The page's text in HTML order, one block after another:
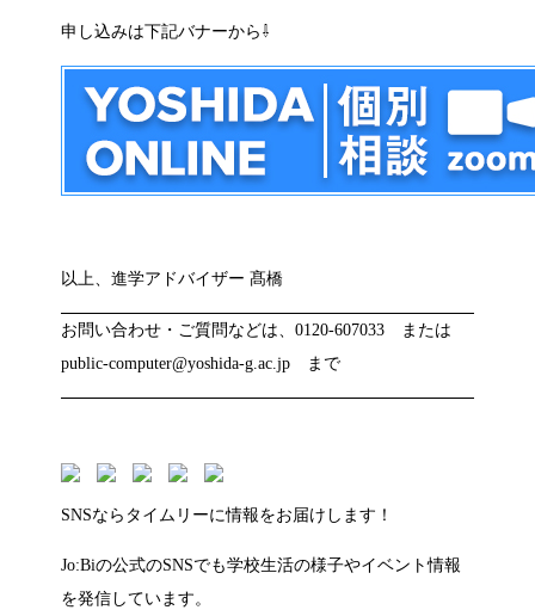
申し込みは下記バナーから⇩
以上、進学アドバイザー 髙橋
お問い合わせ・ご質問などは、0120-607033 または
public-computer@yoshida-g.ac.jp まで
SNSならタイムリーに情報をお届けします！
Jo:Biの公式のSNSでも学校生活の様子やイベント情報
を発信しています。